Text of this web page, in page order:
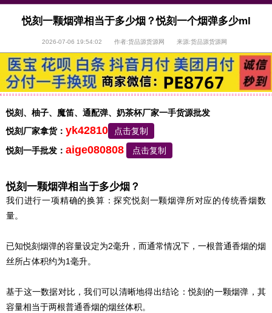
悦刻一颗烟弹相当于多少烟？悦刻一个烟弹多少ml
2026-07-06 19:54:02 作者:货品源货源网 来源:货品源货源网
悦刻、柚子、魔笛、通配弹、奶茶杯厂家一手货源批发
悦刻厂家拿货： yk42810
点击复制
悦刻一手批发： aige080808 点击复制
悦刻一颗烟弹相当于多少烟？
我们进行一项精确的换算：探究悦刻一颗烟弹所对应的传统香烟数
量。
已知悦刻烟弹的容量设定为2毫升，而通常情况下，一根普通香烟的烟
丝所占体积约为1毫升。
基于这一数据对比，我们可以清晰地得出结论：悦刻的一颗烟弹，其
容量相当于两根普通香烟的烟丝体积。